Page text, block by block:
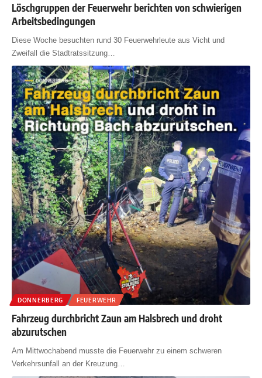
Löschgruppen der Feuerwehr berichten von schwierigen
Arbeitsbedingungen
Diese Woche besuchten rund 30 Feuerwehrleute aus Vicht und
Zweifall die Stadtratssitzung
DONNERBERG FEUERWEHR
Fahrzeug durchbricht Zaun am Halsbrech und droht
abzurutschen
Am Mittwochabend musste die Feuerwehr zu einem schweren
Verkehrsunfall an der Kreuzung